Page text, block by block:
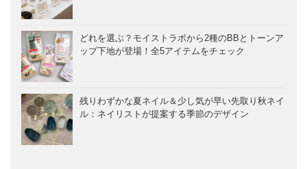
どれを選ぶ？モイストラボから2種のBBとトーンア
ップ下地が登場！全5アイテムをチェック
残りわずかな夏ネイル＆少し気が早い先取り秋ネイ
ル：ネイリストが提案する季節のデザイン